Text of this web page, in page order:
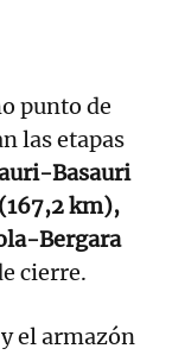
punto de
las etapas
Basauri
km),
Bergara
cierre.
el armazón